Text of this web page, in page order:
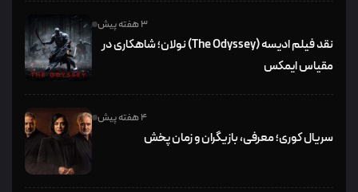
3 هفته پیش
نقد فیلم ادیسه (The Odyssey) نولان؛ شاهکاری در
مقیاس ایمکس
4 هفته پیش
سریال کوری؛ معرفی، بازیگران و زمان پخش